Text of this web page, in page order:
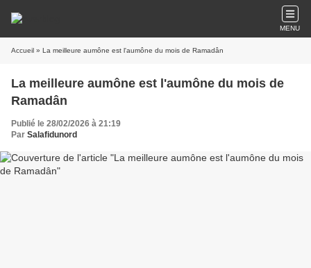
MENU
Accueil » La meilleure aumône est l'aumône du mois de Ramadân
La meilleure aumône est l'aumône du mois de
Ramadân
Publié le 28/02/2026 à 21:19
Par Salafidunord